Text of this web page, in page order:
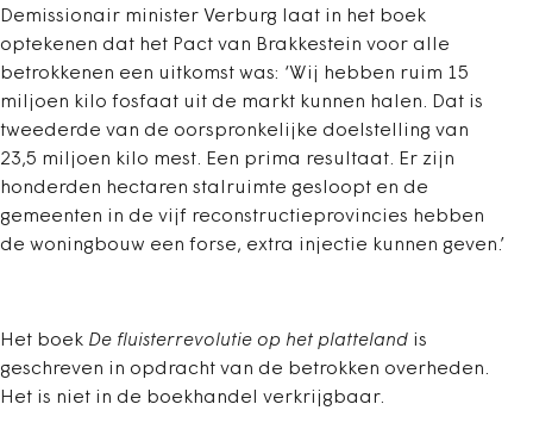
Demissionair minister Verburg laat in het boek
optekenen dat het Pact van Brakkestein voor alle
betrokkenen een uitkomst was: ‘Wij hebben ruim 15
miljoen kilo fosfaat uit de markt kunnen halen. Dat is
tweederde van de oorspronkelijke doelstelling van
23,5 miljoen kilo mest. Een prima resultaat. Er zijn
honderden hectaren stalruimte gesloopt en de
gemeenten in de vijf reconstructieprovincies hebben
de woningbouw een forse, extra injectie kunnen geven.’
Het boek De fluisterrevolutie op het platteland is
geschreven in opdracht van de betrokken overheden.
Het is niet in de boekhandel verkrijgbaar.